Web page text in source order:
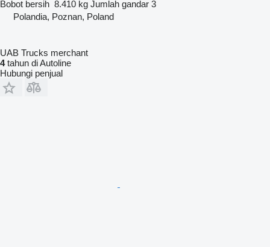
Bobot bersih 8.410 kg Jumlah gandar 3
Polandia, Poznan, Poland
UAB Trucks merchant
4tahun di Autoline
Hubungi penjual